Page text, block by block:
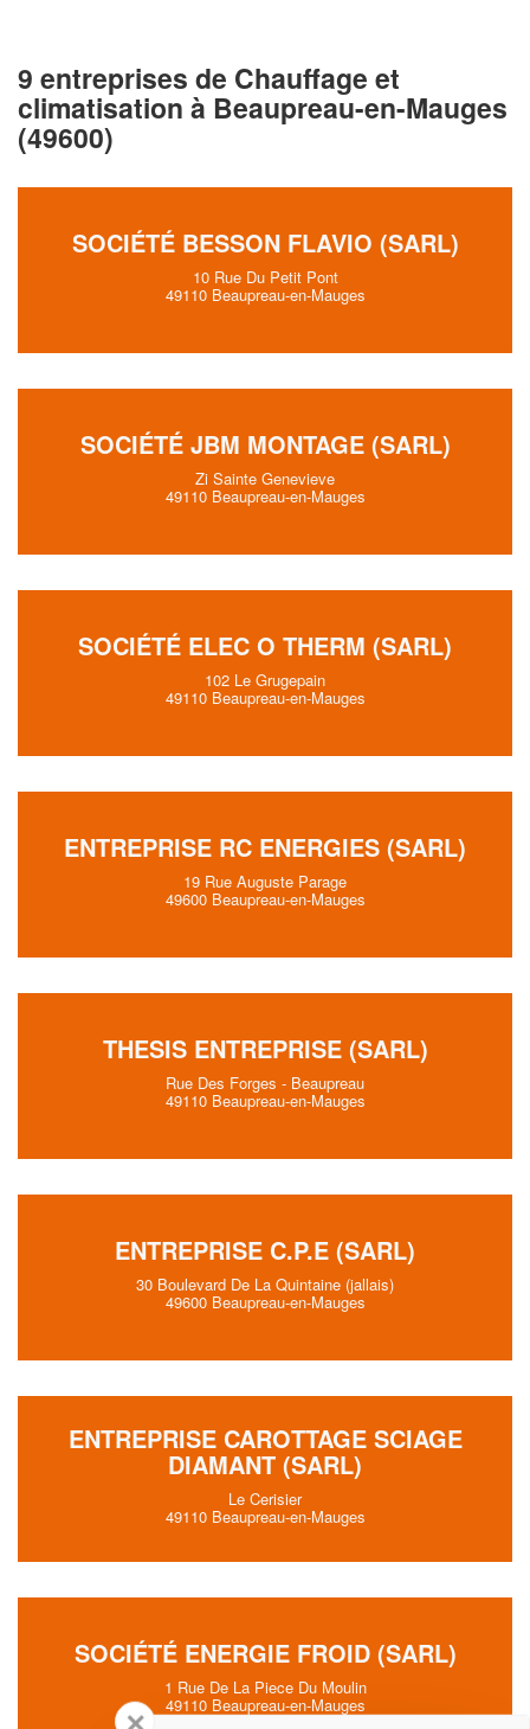
9 entreprises de Chauffage et
climatisation à Beaupreau-en-Mauges
(49600)
SOCIÉTÉ BESSON FLAVIO (SARL)
10 Rue Du Petit Pont
49110 Beaupreau-en-Mauges
SOCIÉTÉ JBM MONTAGE (SARL)
Zi Sainte Genevieve
49110 Beaupreau-en-Mauges
SOCIÉTÉ ELEC O THERM (SARL)
102 Le Grugepain
49110 Beaupreau-en-Mauges
ENTREPRISE RC ENERGIES (SARL)
19 Rue Auguste Parage
49600 Beaupreau-en-Mauges
THESIS ENTREPRISE (SARL)
Rue Des Forges - Beaupreau
49110 Beaupreau-en-Mauges
ENTREPRISE C.P.E (SARL)
30 Boulevard De La Quintaine (jallais)
49600 Beaupreau-en-Mauges
ENTREPRISE CAROTTAGE SCIAGE
DIAMANT (SARL)
Le Cerisier
49110 Beaupreau-en-Mauges
SOCIÉTÉ ENERGIE FROID (SARL)
1 Rue De La Piece Du Moulin
49110 Beaupreau-en-Mauges